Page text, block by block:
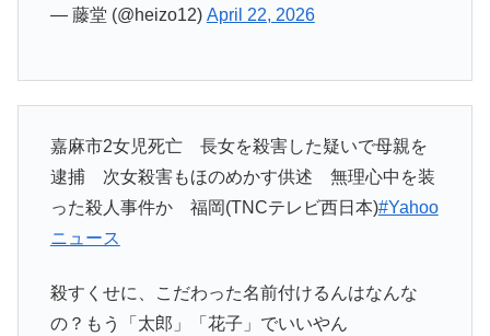
— 藤堂 (@heizo12) April 22, 2026
嘉麻市2女児死亡 長女を殺害した疑いで母親を
逮捕 次女殺害もほのめかす供述 無理心中を装
った殺人事件か 福岡(TNCテレビ西日本)#Yahoo
ニュース
殺すくせに、こだわった名前付けるんはなんな
の？もう「太郎」「花子」でいいやん